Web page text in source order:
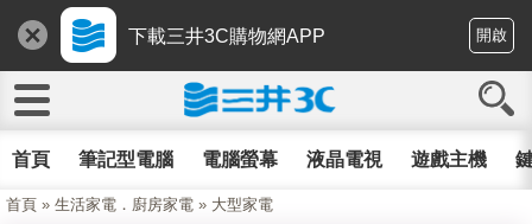
下載三井3C購物網APP 開啟
首頁 筆記型電腦 電腦螢幕 液晶電視 遊戲主機
首頁 » 生活家電．廚房家電 » 大型家電